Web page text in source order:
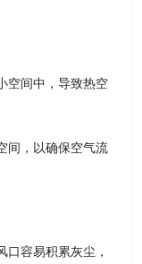
空间中，导致热空
间，以确保空气流
口容易积累灰尘，